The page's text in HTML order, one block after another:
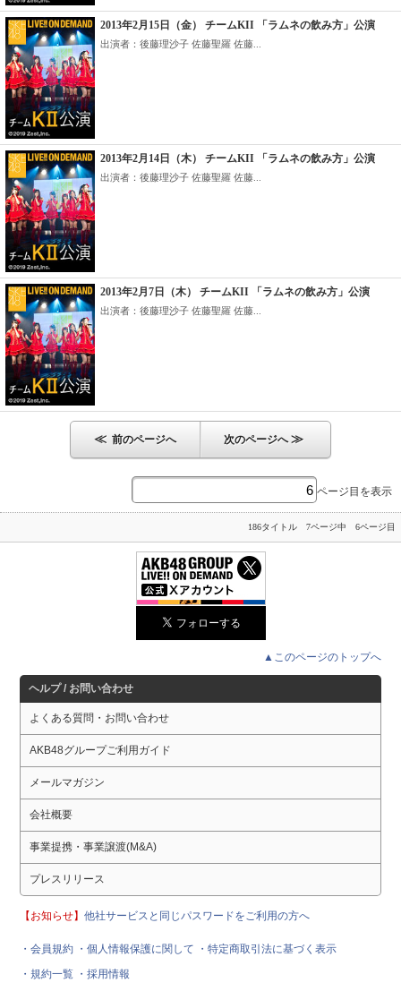
2013年2月15日（金） チームKII 「ラムネの飲み方」公演
出演者：後藤理沙子 佐藤聖羅 佐藤...
2013年2月14日（木） チームKII 「ラムネの飲み方」公演
出演者：後藤理沙子 佐藤聖羅 佐藤...
2013年2月7日（木） チームKII 「ラムネの飲み方」公演
出演者：後藤理沙子 佐藤聖羅 佐藤...
≪ 前のページへ 次のページへ≫
ページ目を表示
186タイトル 7ページ中 6ページ目
▲このページのトップへ
ヘルプ / お問い合わせ
よくある質問・お問い合わせ
AKB48グループご利用ガイド
メールマガジン
会社概要
事業提携・事業譲渡(M&A)
プレスリリース
【お知らせ】他社サービスと同じパスワードをご利用の方へ
・会員規約 ・個人情報保護に関して
・特定商取引法に基づく表示
・規約一覧 ・採用情報